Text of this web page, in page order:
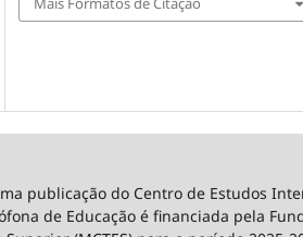
publicação do Centro de Estudos
de Educação é financiada pela